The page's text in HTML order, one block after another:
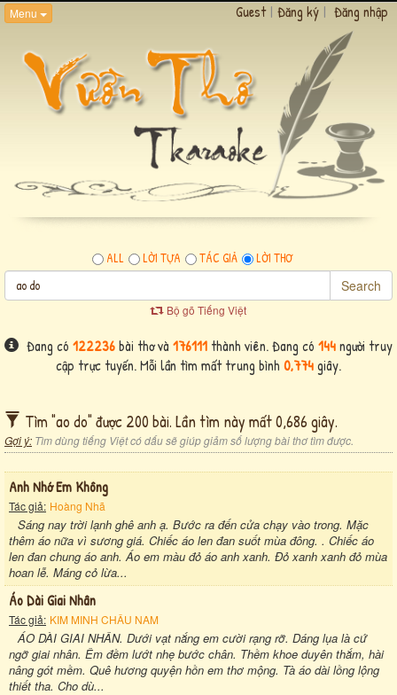
Menu Guest | Đăng ký | Đăng nhập
ALL LỜI TỰA TÁC GIẢ LỜI THƠ
Search
Bộ gõ Tiếng Việt
Đang có 122236bài thơ và 176111 thành viên. Đang có 144người truy
cập trực tuyến. Mỗi lần tìm mất trung bình 0,774giây.
Tìm "ao do" được 200 bài. Lần tìm này mất 0,686 giây.
Gợi ý: Tìm dùng tiếng Việt có dấu sẽ giúp giảm số lượng bài thơ tìm được.
Anh Nhớ Em Không
Tác giả: Hoàng Nhã
Sáng nay trời lạnh ghê anh ạ. Bước ra đến cửa chạy vào trong. Mặc
thêm áo nữa vì sương giá. Chiếc áo len đan suốt mùa đông. . Chiếc áo
len đan chung áo anh. Áo em màu đỏ áo anh xanh. Đỏ xanh xanh đỏ mùa
hoan lễ. Máng cỏ lừa...
Áo Dài Giai Nhân
Tác giả: KIM MINH CHÂU NAM
ÁO DÀI GIAI NHÂN. Dưới vạt nắng em cười rạng rỡ. Dáng lụa là cứ
ngỡ giai nhân. Êm đềm lướt nhẹ bước chân. Thềm khoe duyên thắm, hài
nâng gót mềm. Quê hương quyện hồn em thơ mộng. Tà áo dài lồng lộng
thiết tha. Cho dù...